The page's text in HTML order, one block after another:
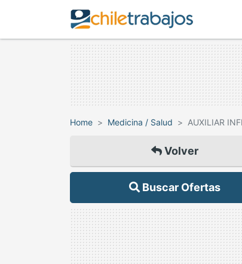
Home Medicina / Salud AUXILIAR
Volver
Buscar Ofertas